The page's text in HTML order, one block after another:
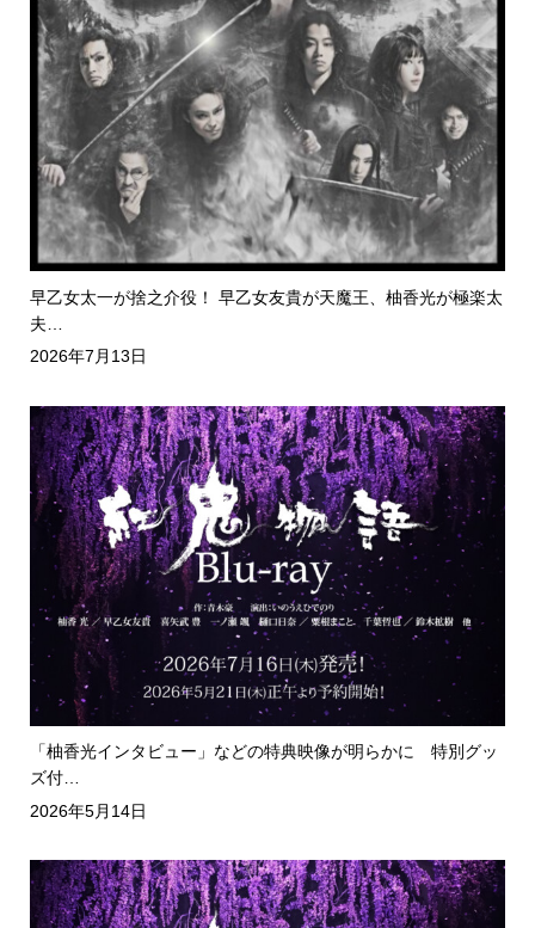
早乙女太一が捨之介役！ 早乙女友貴が天魔王、柚香光が極楽太
夫…
2026年7月13日
「柚香光インタビュー」などの特典映像が明らかに 特別グッ
ズ付…
2026年5月14日